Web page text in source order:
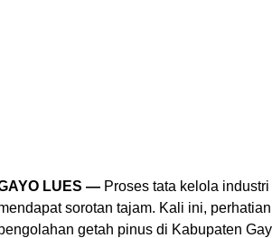
LUES — Proses tata kelola
sorotan tajam. Kali ini,
getah pinus di Kabupaten